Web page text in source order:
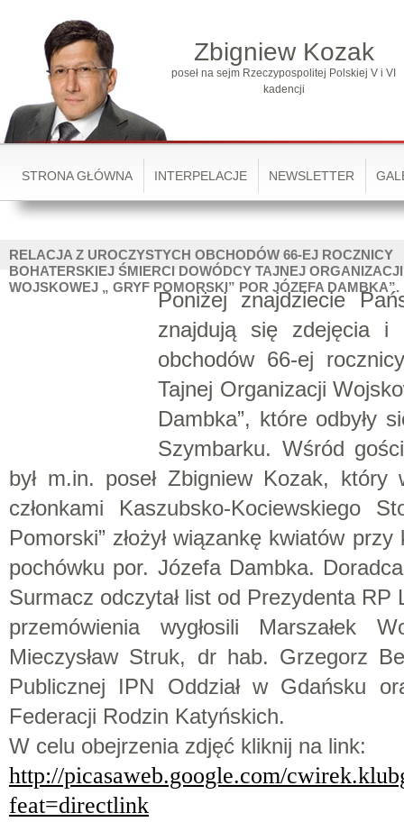
Zbigniew Kozak
poseł na sejm Rzeczypospolitej Polskiej V i VI
kadencji
STRONA GŁÓWNA INTERPELACJE NEWSLETTER
RELACJA Z UROCZYSTYCH OBCHODÓW 66-EJ ROCZNICY
BOHATERSKIEJ ŚMIERCI DOWÓDCY TAJNEJ ORGANIZACJI
WOJSKOWEJ „ GRYF POMORSKI” POR JÓZEFA DAMBKA”.
Poniżej znajdziecie
znajdują się zdejęcia i
obchodów 66-ej
Tajnej Organizacji
Dambka”, które odbyły
Szymbarku. Wśród
był m.in. poseł Zbigniew Kozak, który
członkami Kaszubsko-Kociewskiego
Pomorski” złożył wiązankę kwiatów
pochówku por. Józefa Dambka.
Surmacz odczytał list od Prezydenta RP
przemówienia wygłosili Marszałek
Mieczysław Struk, dr hab. Grzegorz
Publicznej IPN Oddział w Gdańsku
Federacji Rodzin Katyńskich.
W celu obejrzenia zdjęć kliknij na link:
http://picasaweb.google.com/
feat=directlink